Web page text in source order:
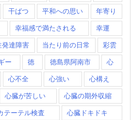
干ばつ 平和への思い 年寄り
幸福感で満たされる 幸運
発達障害 当たり前の日常 彩雲
ー 徳 徳島県阿南市 心
心不全 心強い 心構え
心臓が苦しい 心臓の期外収縮
テーテル検査 心臓ドキドキ